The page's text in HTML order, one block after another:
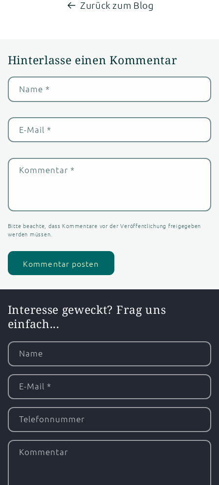
Zurück zum Blog
Hinterlasse einen Kommentar
Name *
E-Mail*
Kommentar*
Bitte beachte, dass Kommentare vor der Veröffentlichung freigegeben
werden müssen.
Interesse geweckt? Frag uns
einfach...
Name
E-Mail*
Telefonnummer
Kommentar